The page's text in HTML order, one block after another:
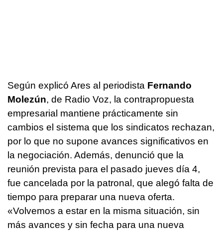
Según explicó Ares al periodista Fernando
Molezún, de Radio Voz, la contrapropuesta
empresarial mantiene prácticamente sin
cambios el sistema que los sindicatos rechazan,
por lo que no supone avances significativos en
la negociación. Además, denunció que la
reunión prevista para el pasado jueves día 4,
fue cancelada por la patronal, que alegó falta de
tiempo para preparar una nueva oferta.
«Volvemos a estar en la misma situación, sin
más avances y sin fecha para una nueva